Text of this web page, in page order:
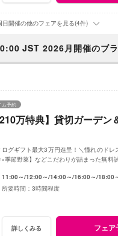
日開催の他のフェアを見る(4件)
JST 2026月開催のブラ
万特典】貸切ガーデン
ム予約
ログギフト最大3万円進呈！＼憧れのドレ
季節野菜】などこだわりが詰まった無料
11:00～ 12:00～ 14:00～ 16:00～ 18:00
3時間程度
詳しくみる フェア